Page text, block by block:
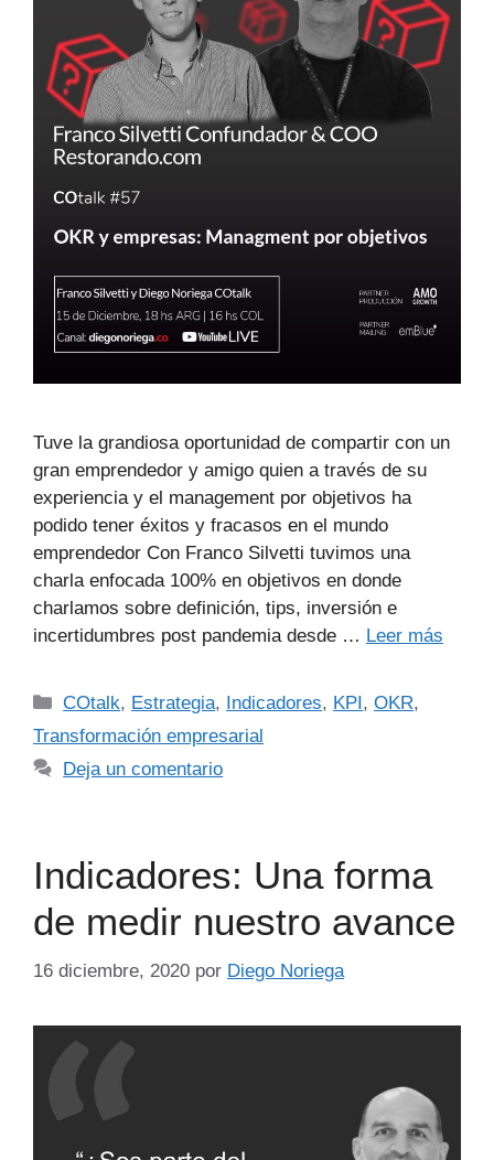
Tuve la grandiosa oportunidad de compartir con un
gran emprendedor y amigo quien a través de su
experiencia y el management por objetivos ha
podido tener éxitos y fracasos en el mundo
emprendedor Con Franco Silvetti tuvimos una
charla enfocada 100% en objetivos en donde
charlamos sobre definición, tips, inversión e
incertidumbres post pandemia desde … Leer más
COtalk, Estrategia, Indicadores, KPI,OKR,
Transformación empresarial
Deja un comentario
Indicadores: Una forma
de medir nuestro avance
16 diciembre, 2020 por Diego Noriega